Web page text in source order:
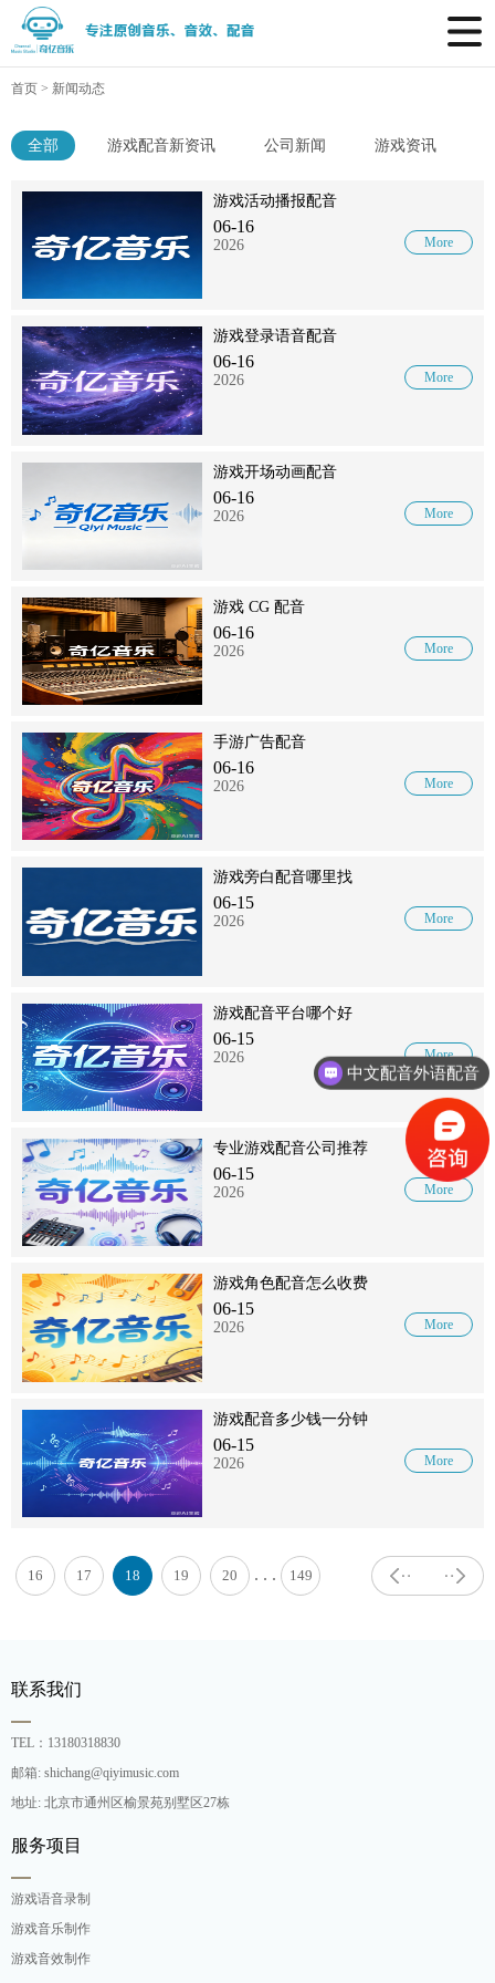
首页 > 新闻动态
全部 游戏配音新资讯 公司新闻 游戏资讯
游戏活动播报配音
06-16
2026 More
游戏登录语音配音
06-16
2026 More
游戏开场动画配音
06-16
2026 More
游戏 CG 配音
06-16
2026 More
手游广告配音
06-16
2026 More
游戏旁白配音哪里找
06-15
2026 More
游戏配音平台哪个好
06-15
2026 More
专业游戏配音公司推荐
06-15
2026 More
游戏角色配音怎么收费
06-15
2026 More
游戏配音多少钱一分钟
06-15
2026 More
16 17 18 19 20 . . . 149
联系我们
TEL：13180318830
邮箱: shichang@qiyimusic.com
地址: 北京市通州区榆景苑别墅区27栋
服务项目
游戏语音录制
游戏音乐制作
游戏音效制作
中文配音外语配音